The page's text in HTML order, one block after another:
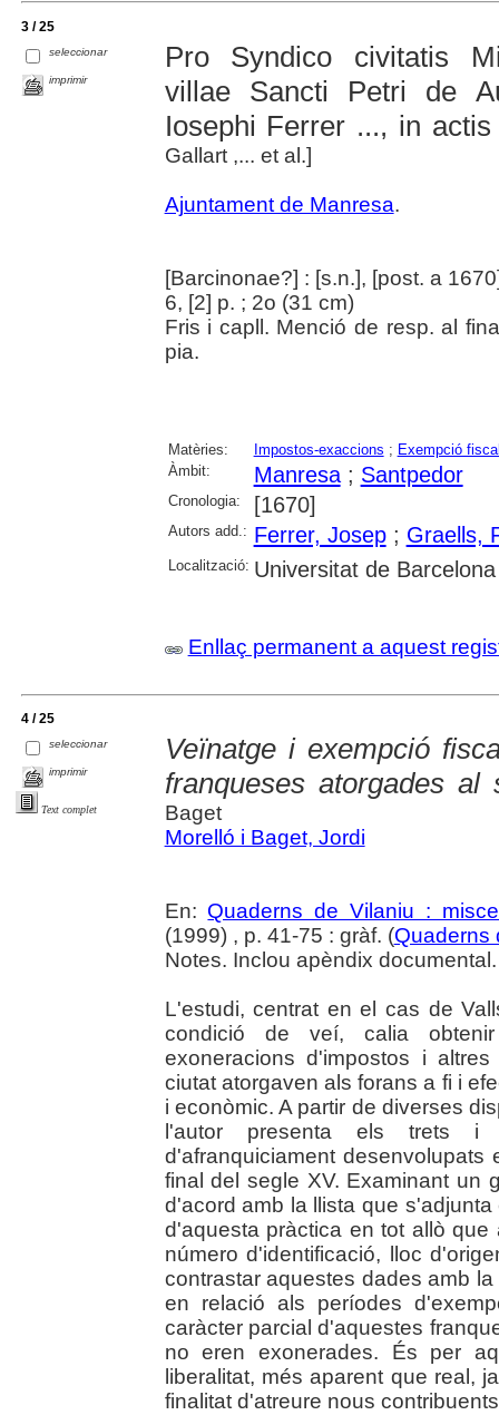
3 / 25
seleccionar
imprimir
Pro Syndico civitatis
villae Sancti Petri de
Iosephi Ferrer ..., in
Gallart ,... et al.]
Ajuntament de Manresa.
[Barcinonae?] : [s.n.], [post. a
6, [2] p. ; 2o (31 cm)
Fris i capll. Menció de resp. al
pia.
Matèries: Impostos-exaccions ; Exempció
Àmbit:
Manresa; Santpedor
Cronologia: [1670]
Autors add.: Ferrer, Josep; Graells,
Localització: Universitat de Barcelona
Enllaç permanent a aquest
4 / 25
seleccionar
imprimir
Text complet
Veïnatge i exempció
franqueses atorgades
Baget
Morelló i Baget, Jordi
En: Quaderns de Vilaniu :
(1999) , p. 41-75 : gràf. (Quaderns
Notes. Inclou apèndix
L'estudi, centrat en el cas de
condició de veí, calia
exoneracions d'impostos i
ciutat atorgaven als forans a fi i
i econòmic. A partir de diverses
l'autor presenta els trets i
d'afranquiciament
final del segle XV. Examinant un
d'acord amb la llista que
d'aquesta pràctica en tot allò
número d'identificació, lloc
contrastar aquestes dades amb
en relació als períodes
caràcter parcial d'aquestes
no eren exonerades. És per
liberalitat, més aparent que real,
finalitat d'atreure nous